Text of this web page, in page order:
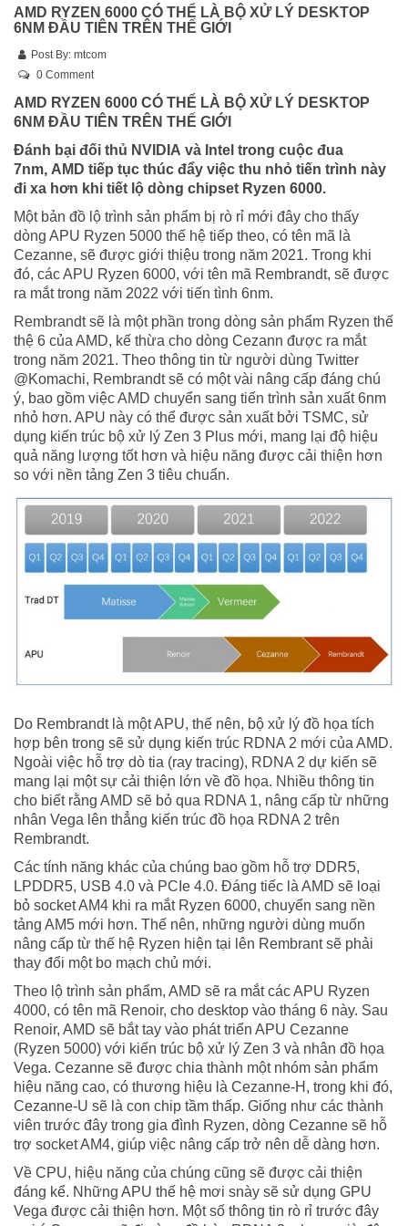
AMD RYZEN 6000 CÓ THỂ LÀ BỘ XỬ LÝ DESKTOP
6NM ĐẦU TIÊN TRÊN THẾ GIỚI
Post By: mtcom
0 Comment
AMD RYZEN 6000 CÓ THỂ LÀ BỘ XỬ LÝ DESKTOP
6NM ĐẦU TIÊN TRÊN THẾ GIỚI
Đánh bại đối thủ NVIDIA và Intel trong cuộc đua
7nm, AMD tiếp tục thúc đẩy việc thu nhỏ tiến trình này
đi xa hơn khi tiết lộ dòng chipset Ryzen 6000.
Một bản đồ lộ trình sản phẩm bị rò rỉ mới đây cho thấy
dòng APU Ryzen 5000 thế hệ tiếp theo, có tên mã là
Cezanne, sẽ được giới thiệu trong năm 2021. Trong khi
đó, các APU Ryzen 6000, với tên mã Rembrandt, sẽ được
ra mắt trong năm 2022 với tiến tình 6nm.
Rembrandt sẽ là một phần trong dòng sản phẩm Ryzen thế
thệ 6 của AMD, kế thừa cho dòng Cezann được ra mắt
trong năm 2021. Theo thông tin từ người dùng Twitter
@Komachi, Rembrandt sẽ có một vài nâng cấp đáng chú
ý, bao gồm việc AMD chuyển sang tiến trình sản xuất 6nm
nhỏ hơn. APU này có thể được sản xuất bởi TSMC, sử
dụng kiến trúc bộ xử lý Zen 3 Plus mới, mang lại độ hiệu
quả năng lượng tốt hơn và hiệu năng được cải thiện hơn
so với nền tảng Zen 3 tiêu chuẩn.
Do Rembrandt là một APU, thế nên, bộ xử lý đồ họa tích
hợp bên trong sẽ sử dụng kiến trúc RDNA 2 mới của AMD.
Ngoài việc hỗ trợ dò tia (ray tracing), RDNA 2 dự kiến sẽ
mang lại một sự cải thiện lớn về đồ họa. Nhiều thông tin
cho biết rằng AMD sẽ bỏ qua RDNA 1, nâng cấp từ những
nhân Vega lên thẳng kiến trúc đồ họa RDNA 2 trên
Rembrandt.
Các tính năng khác của chúng bao gồm hỗ trợ DDR5,
LPDDR5, USB 4.0 và PCIe 4.0. Đáng tiếc là AMD sẽ loại
bỏ socket AM4 khi ra mắt Ryzen 6000, chuyển sang nền
tảng AM5 mới hơn. Thế nên, những người dùng muốn
nâng cấp từ thế hệ Ryzen hiện tại lên Rembrant sẽ phải
thay đổi một bo mạch chủ mới.
Theo lộ trình sản phẩm, AMD sẽ ra mắt các APU Ryzen
4000, có tên mã Renoir, cho desktop vào tháng 6 này. Sau
Renoir, AMD sẽ bắt tay vào phát triển APU Cezanne
(Ryzen 5000) với kiến trúc bộ xử lý Zen 3 và nhân đồ họa
Vega. Cezanne sẽ được chia thành một nhóm sản phẩm
hiệu năng cao, có thương hiệu là Cezanne-H, trong khi đó,
Cezanne-U sẽ là con chip tầm thấp. Giống như các thành
viên trước đây trong gia đình Ryzen, dòng Cezanne sẽ hỗ
trợ socket AM4, giúp việc nâng cấp trở nên dễ dàng hơn.
Về CPU, hiệu năng của chúng cũng sẽ được cải thiện
đáng kể. Những APU thế hệ mơi snày sẽ sử dụng GPU
Vega được cải thiện hơn. Một số thông tin rò rỉ trước đây